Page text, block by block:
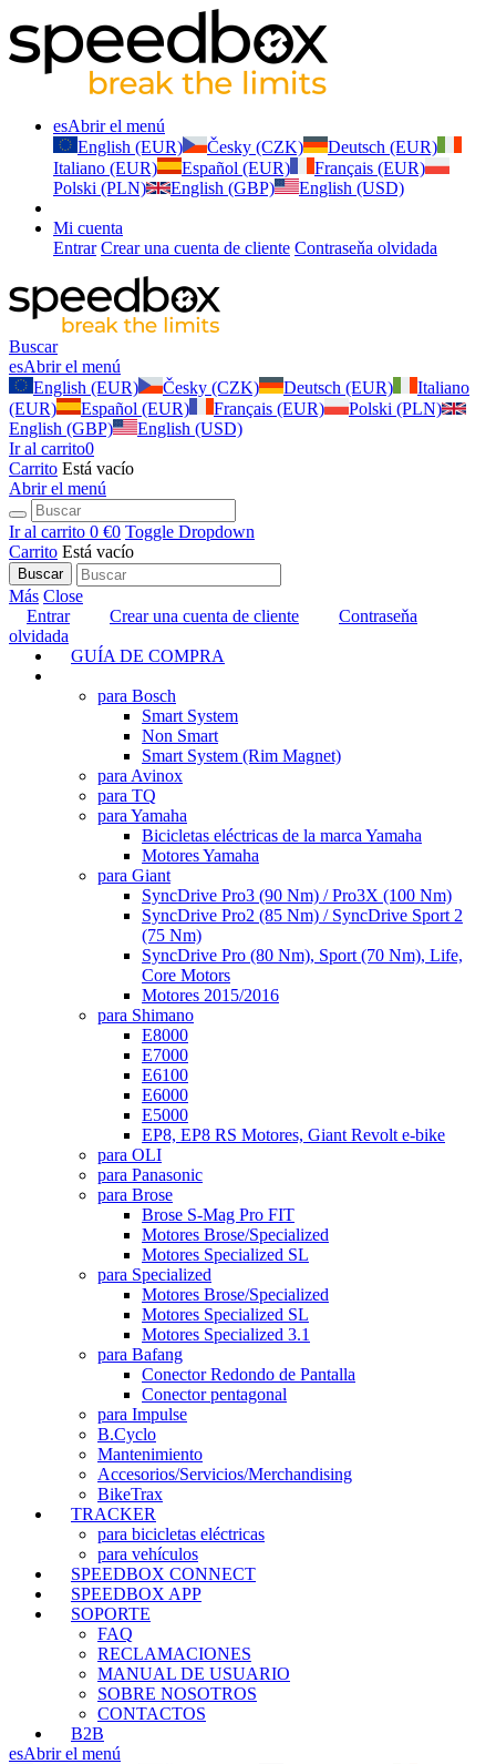
esAbrir el menú
English (EUR)
Česky (CZK)
Deutsch (EUR)
Italiano (EUR)
Español (EUR)
Français (EUR)
Polski (PLN)
English (GBP) English (USD)
Mi cuenta
Entrar Crear una cuenta de cliente Contraseňa olvidada
Buscar
esAbrir el menú
English (EUR)
Česky (CZK) Deutsch (EUR)
Italiano
(EUR)
Español (EUR) Français (EUR)
Polski (PLN)
English (GBP)
English (USD)
Ir al carrito0
Carrito Está vacío
Abrir el menú
Ir al carrito 0 €0 Toggle Dropdown
Carrito Está vacío
Buscar
Más Close
Entrar
Crear una cuenta de cliente
Contraseňa
olvidada
GUÍA DE COMPRA
para Bosch
Smart System
Non Smart
Smart System (Rim Magnet)
para Avinox
para TQ
para Yamaha
Bicicletas eléctricas de la marca Yamaha
Motores Yamaha
para Giant
SyncDrive Pro3 (90 Nm) / Pro3X (100 Nm)
SyncDrive Pro2 (85 Nm) / SyncDrive Sport 2
(75 Nm)
SyncDrive Pro (80 Nm), Sport (70 Nm), Life,
Core Motors
Motores 2015/2016
para Shimano
E8000
E7000
E6100
E6000
E5000
EP8, EP8 RS Motores, Giant Revolt e-bike
para OLI
para Panasonic
para Brose
Brose S-Mag Pro FIT
Motores Brose/Specialized
Motores Specialized SL
para Specialized
Motores Brose/Specialized
Motores Specialized SL
Motores Specialized 3.1
para Bafang
Conector Redondo de Pantalla
Conector pentagonal
para Impulse
B.Cyclo
Mantenimiento
Accesorios/Servicios/Merchandising
BikeTrax
TRACKER
para bicicletas eléctricas
para vehículos
SPEEDBOX CONNECT
SPEEDBOX APP
SOPORTE
FAQ
RECLAMACIONES
MANUAL DE USUARIO
SOBRE NOSOTROS
CONTACTOS
B2B
esAbrir el menú